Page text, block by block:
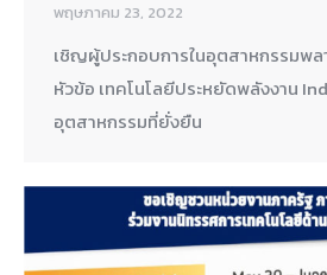
พฤษภาคม 23, 2022
เชิญผู้ประกอบการในอุตสาหกรรมพ
หัวข้อ เทคโนโลยีประหยัดพลังงาน
อุตสาหกรรมที่ยั่งยืน